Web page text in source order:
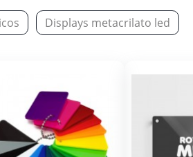
Displays metacrilato led